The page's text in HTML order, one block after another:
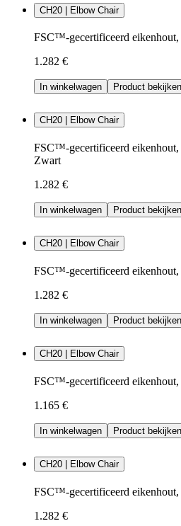
CH20 | Elbow Chair
FSC™-gecertificeerd
1.282 €
In winkelwagen Product bekijken
CH20 | Elbow Chair
FSC™-gecertificeerd eikenhout,
Zwart
1.282 €
In winkelwagen Product bekijken
CH20 | Elbow Chair
FSC™-gecertificeerd
1.282 €
In winkelwagen Product bekijken
CH20 | Elbow Chair
FSC™-gecertificeerd eikenhout,
1.165 €
In winkelwagen Product bekijken
CH20 | Elbow Chair
FSC™-gecertificeerd
1.282 €